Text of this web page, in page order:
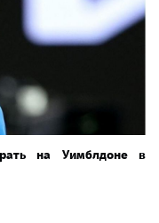
на Уимблдоне в